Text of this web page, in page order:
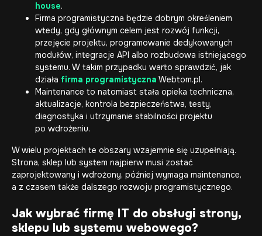
house.
Firma programistyczna będzie dobrym określeniem
wtedy, gdy głównym celem jest rozwój funkcji,
przejęcie projektu, programowanie dedykowanych
modułów, integracje API albo rozbudowa istniejącego
systemu. W takim przypadku warto sprawdzić, jak
działa firma programistyczna Webtom.pl.
Maintenance to natomiast stała opieka techniczna,
aktualizacje, kontrola bezpieczeństwa, testy,
diagnostyka i utrzymanie stabilności projektu
po wdrożeniu.
W wielu projektach te obszary wzajemnie się uzupełniają.
Strona, sklep lub system najpierw musi zostać
zaprojektowany i wdrożony, później wymaga maintenance,
a z czasem także dalszego rozwoju programistycznego.
Jak wybrać firmę IT do obsługi strony,
sklepu lub systemu webowego?